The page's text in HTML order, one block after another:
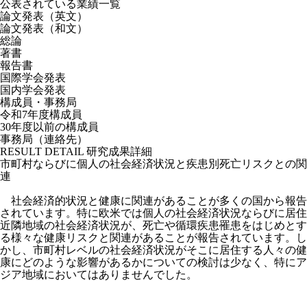
公表されている業績一覧
論文発表（英文）
論文発表（和文）
総論
著書
報告書
国際学会発表
国内学会発表
構成員・事務局
令和7年度構成員
30年度以前の構成員
事務局（連絡先）
RESULT DETAIL 研究成果詳細
市町村ならびに個人の社会経済状況と疾患別死亡リスクとの関
連
社会経済的状況と健康に関連があることが多くの国から報告
されています。特に欧米では個人の社会経済状況ならびに居住
近隣地域の社会経済状況が、死亡や循環疾患罹患をはじめとす
る様々な健康リスクと関連があることが報告されています。し
かし、市町村レベルの社会経済状況がそこに居住する人々の健
康にどのような影響があるかについての検討は少なく、特にア
ジア地域においてはありませんでした。